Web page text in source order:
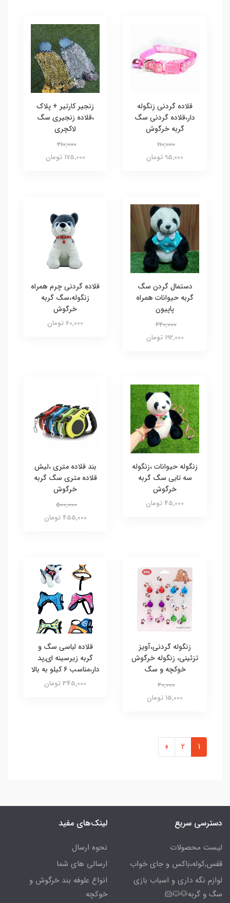
قلاده گردنی زنگوله
دار،قلاده گردنی سگ
گربه خرگوش
110,000
95,000 تومان
زنجیر کارتیر + پلاک
،قلاده زنجیری سگ
لاکچری
210,000
175,000 تومان
دستمال گردن سگ
گربه حیوانات همراه
پاپیون
220,000
192,000 تومان
قلاده گردنی چرم همراه
زنگوله،سگ گربه
خرگوش
60,000 تومان
زنگوله حیوانات ،زنگوله
سه تایی سگ گربه
خرگوش
45,000 تومان
بند قلاده متری ،لیش
قلاده متری سگ گربه
خرگوش
500,000
455,000 تومان
زنگوله گردنی،آویز
تزئینی، زنگوله خرگوش
خوکچه و سگ
20,000
15,000 تومان
قلاده لباسی سگ و
گربه زیرسینه ای,پد
دار،مناسب ۶ کیلو به بالا
345,000 تومان
1
2
»
دسترسی سریع
لیست محصولات
قفس,کوله،باکس و جای خواب
لوازم نگه داری و اسباب بازی
سگ و گربه🐶🐱🐹
لینک‌های مفید
نحوه ارسال
ارسالی های شما
انواع علوفه بند خرگوش و
خوکچه